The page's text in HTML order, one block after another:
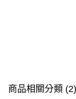
商品相關分類 (2)